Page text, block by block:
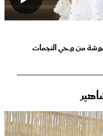
من وحي النجمات